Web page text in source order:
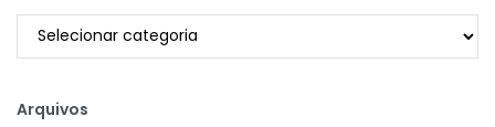
Categorias
Arquivos